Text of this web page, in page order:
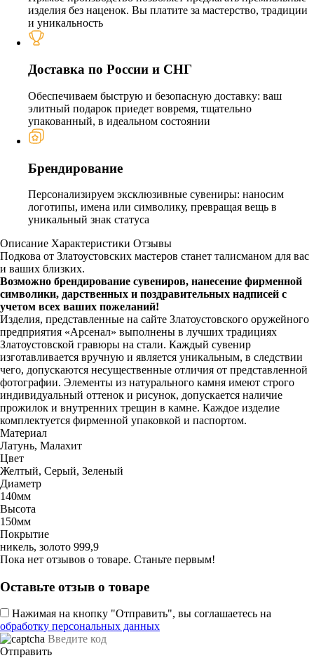
изделия без наценок. Вы платите за мастерство, традиции
и уникальность
Доставка по России и СНГ
Обеспечиваем быструю и безопасную доставку: ваш
элитный подарок приедет вовремя, тщательно
упакованный, в идеальном состоянии
Брендирование
Персонализируем эксклюзивные сувениры: наносим
логотипы, имена или символику, превращая вещь в
уникальный знак статуса
Описание Характеристики Отзывы
Подкова от Златоустовских мастеров станет талисманом для вас
и ваших близких.
Возможно брендирование сувениров, нанесение фирменной
символики, дарственных и поздравительных надписей с
учетом всех ваших пожеланий!
Изделия, представленные на сайте Златоустовского оружейного
предприятия «Арсенал» выполнены в лучших традициях
Златоустовской гравюры на стали. Каждый сувенир
изготавливается вручную и является уникальным, в следствии
чего, допускаются несущественные отличия от представленной
фотографии. Элементы из натурального камня имеют строго
индивидуальный оттенок и рисунок, допускается наличие
прожилок и внутренних трещин в камне. Каждое изделие
комплектуется фирменной упаковкой и паспортом.
Материал
Латунь, Малахит
Цвет
Желтый, Серый, Зеленый
Диаметр
140мм
Высота
150мм
Покрытие
никель, золото 999,9
Пока нет отзывов о товаре. Станьте первым!
Оставьте отзыв о товаре
Нажимая на кнопку "Отправить", вы соглашаетесь на
обработку персональных данных
Отправить